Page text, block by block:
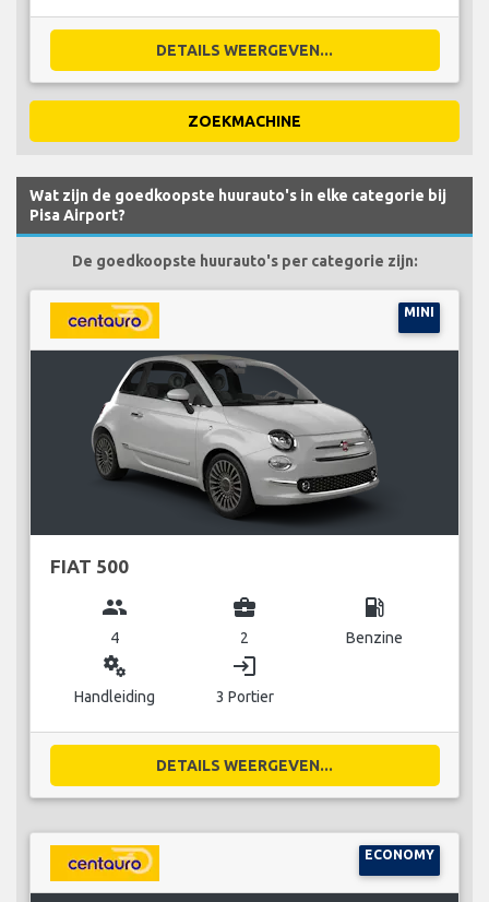
DETAILS WEERGEVEN...
ZOEKMACHINE
Wat zijn de goedkoopste huurauto's in elke categorie bij
Pisa Airport?
De goedkoopste huurauto's per categorie zijn:
MINI
FIAT 500
group
4
business_center
2
local_gas_station
Benzine
miscellaneous_services
Handleiding
login
3 Portier
DETAILS WEERGEVEN...
ECONOMY